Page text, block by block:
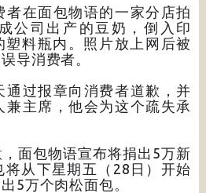
者在面包物语的一家分店拍
公司出产的豆奶，倒入印
塑料瓶内。照片放上网后被
导消费者。
通过报章向消费者道歉，并
兼主席，他会为这个疏失承
面包物语宣布将捐出5万新
将从下星期五（28日）开始
5万个肉松面包。